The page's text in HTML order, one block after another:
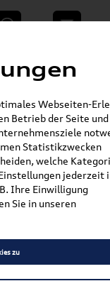
E-Mail
Zubehör »
Zubehör »
Dekorfolien
SQ7 (4M)
für
Webseiten-
Betrieb der Seite
Statistikzwecken
welche
jederzeit
Ihre Einwilligung
Sie in unseren
zu